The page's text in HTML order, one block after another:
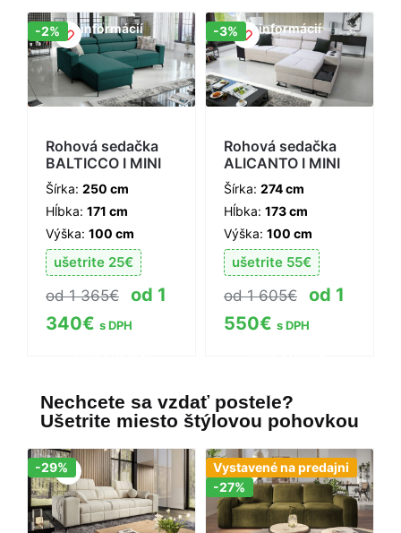
informácií informácií
Zľava!
-2%
Rohová sedačka
BALTICCO I MINI
Šírka: 250 cm
Hĺbka: 171 cm
Výška: 100 cm
ušetrite 25€
1 365€
1
340€ s DPH
Zľava!
-3%
Rohová sedačka
ALICANTO I MINI
Šírka: 274 cm
Hĺbka: 173 cm
Výška: 100 cm
ušetrite 55€
1 605€
1
550€ s DPH
Nechcete sa vzdať postele?
Ušetrite miesto štýlovou pohovkou
Zľava!
-29% Zľava!
-27%
Vystavené na predajni